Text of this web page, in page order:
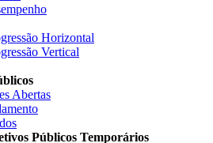
Horizontal
Vertical
Abertas
Públicos Temporários